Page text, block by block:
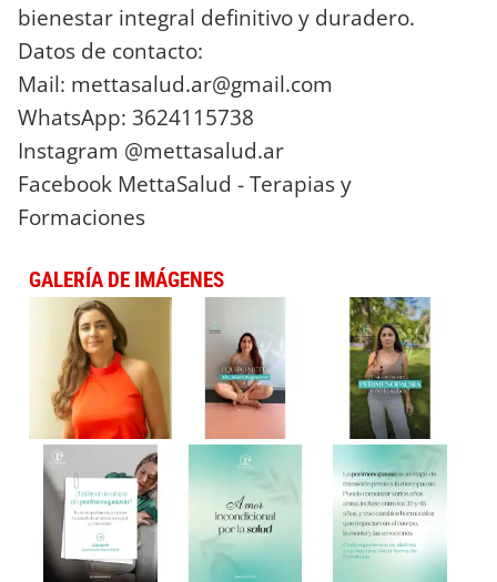
bienestar integral definitivo y duradero.
Datos de contacto:
Mail: mettasalud.ar@gmail.com
WhatsApp: 3624115738
Instagram @mettasalud.ar
Facebook MettaSalud - Terapias y
Formaciones
GALERÍA DE IMÁGENES